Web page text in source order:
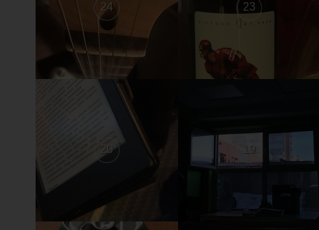
24 23
20 19